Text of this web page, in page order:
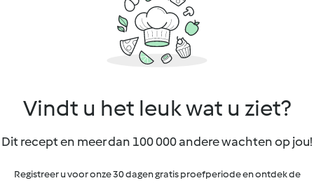
Vindt u het leuk wat u ziet?
Dit recept en meer dan 100 000 andere wachten op jou!
Registreer u voor onze 30 dagen gratis proefperiode en ontdek de